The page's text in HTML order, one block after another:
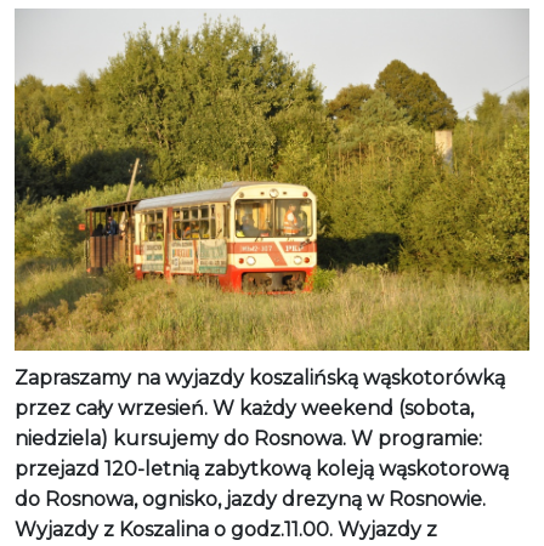
Zapraszamy na wyjazdy koszalińską wąskotorówką
przez cały wrzesień. W każdy weekend (sobota,
niedziela) kursujemy do Rosnowa. W programie:
przejazd 120-letnią zabytkową koleją wąskotorową
do Rosnowa, ognisko, jazdy drezyną w Rosnowie.
Wyjazdy z Koszalina o godz.11.00. Wyjazdy z